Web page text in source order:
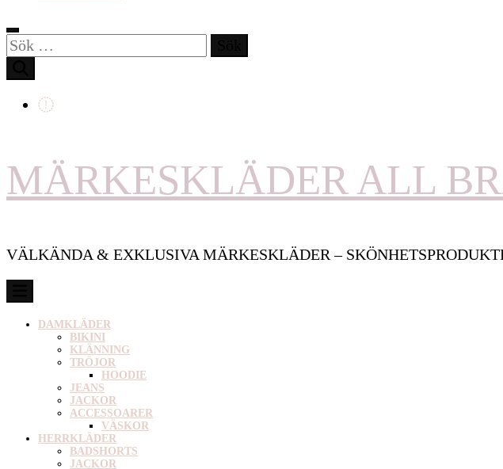
Sök
efter:
MÄRKESKLÄDER ALL
VÄLKÄNDA & EXKLUSIVA MÄRKESKLÄDER –
DAMKLÄDER
BIKINI
KLÄNNING
TRÖJOR
HOODIE
JEANS
JACKOR
ACCESSOARER
VÄSKOR
HERRKLÄDER
BADSHORTS
JACKOR